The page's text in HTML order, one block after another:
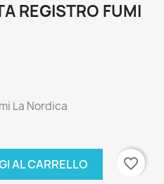
REGISTRO FUMI
La Nordica
AL CARRELLO
favorite_border